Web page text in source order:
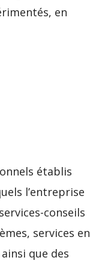
en
établis
l’entreprise
conseils
services en
que des